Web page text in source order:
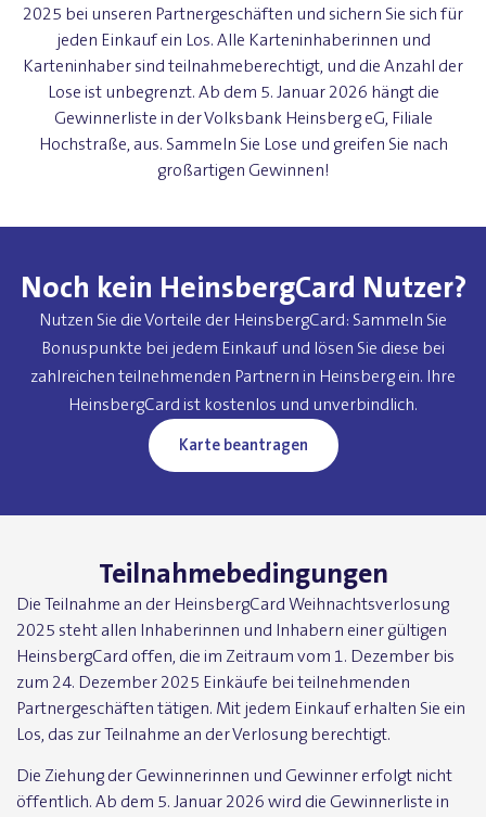
2025 bei unseren Partnergeschäften und sichern Sie sich für
jeden Einkauf ein Los. Alle Karteninhaberinnen und
Karteninhaber sind teilnahmeberechtigt, und die Anzahl der
Lose ist unbegrenzt. Ab dem 5. Januar 2026 hängt die
Gewinnerliste in der Volksbank Heinsberg eG, Filiale
Hochstraße, aus. Sammeln Sie Lose und greifen Sie nach
großartigen Gewinnen!
Noch kein HeinsbergCard Nutzer?
Nutzen Sie die Vorteile der HeinsbergCard: Sammeln Sie
Bonuspunkte bei jedem Einkauf und lösen Sie diese bei
zahlreichen teilnehmenden Partnern in Heinsberg ein. Ihre
HeinsbergCard ist kostenlos und unverbindlich.
Karte beantragen
Teilnahmebedingungen
Die Teilnahme an der HeinsbergCard Weihnachtsverlosung
2025 steht allen Inhaberinnen und Inhabern einer gültigen
HeinsbergCard offen, die im Zeitraum vom 1. Dezember bis
zum 24. Dezember 2025 Einkäufe bei teilnehmenden
Partnergeschäften tätigen. Mit jedem Einkauf erhalten Sie ein
Los, das zur Teilnahme an der Verlosung berechtigt.
Die Ziehung der Gewinnerinnen und Gewinner erfolgt nicht
öffentlich. Ab dem 5. Januar 2026 wird die Gewinnerliste in